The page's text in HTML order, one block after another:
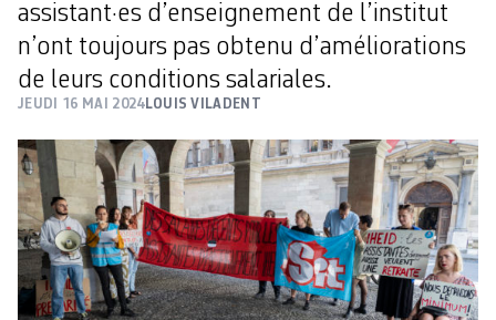
assistant·es d’enseignement de l’institut
n’ont toujours pas obtenu d’améliorations
de leurs conditions salariales.
JEUDI 16 MAI 2024LOUIS VILADENT